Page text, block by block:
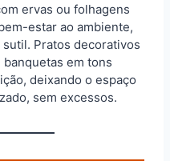
ervas ou folhagens
estar ao ambiente,
Pratos decorativos
em tons
deixando o espaço
sem excessos.